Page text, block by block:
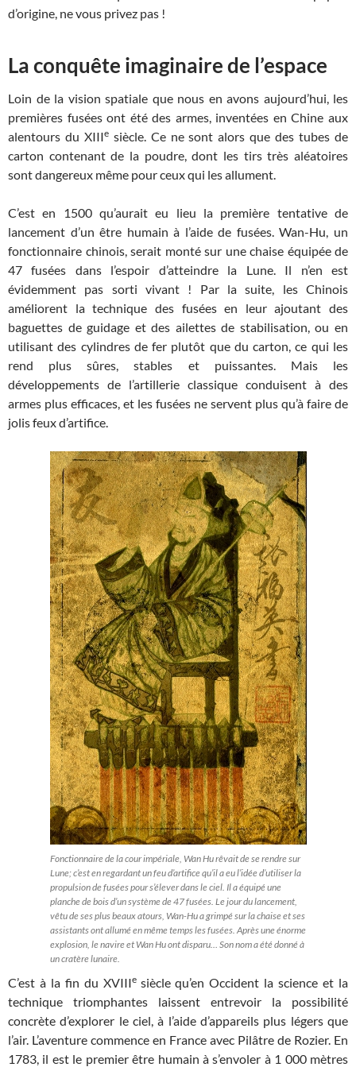
d’origine, ne vous privez pas !
La conquête imaginaire de l’espace
Loin de la vision spatiale que nous en avons aujourd’hui, les
premières fusées ont été des armes, inventées en Chine aux
alentours du XIIIesiècle. Ce ne sont alors que des tubes de
carton contenant de la poudre, dont les tirs très aléatoires
sont dangereux même pour ceux qui les allument.
C’est en 1500 qu’aurait eu lieu la première tentative de
lancement d’un être humain à l’aide de fusées. Wan-Hu, un
fonctionnaire chinois, serait monté sur une chaise équipée de
47 fusées dans l’espoir d’atteindre la Lune. Il n’en est
évidemment pas sorti vivant ! Par la suite, les Chinois
améliorent la technique des fusées en leur ajoutant des
baguettes de guidage et des ailettes de stabilisation, ou en
utilisant des cylindres de fer plutôt que du carton, ce qui les
rend plus sûres, stables et puissantes. Mais les
développements de l’artillerie classique conduisent à des
armes plus efficaces, et les fusées ne servent plus qu’à faire de
jolis feux d’artifice.
Fonctionnaire de la cour impériale, Wan Hu rêvait de se rendre sur
Lune; c’est en regardant un feu d’artifice qu’il a eu l’idée d’utiliser la
propulsion de fusées pour s’élever dans le ciel. Il a équipé une
planche de bois d’un système de 47 fusées. Le jour du lancement,
vêtu de ses plus beaux atours, Wan-Hu a grimpé sur la chaise et ses
assistants ont allumé en même temps les fusées. Après une énorme
explosion, le navire et Wan Hu ont disparu… Son nom a été donné à
un cratère lunaire.
C’est à la fin du XVIIIe siècle qu’en Occident la science et la
technique triomphantes laissent entrevoir la possibilité
concrète d’explorer le ciel, à l’aide d’appareils plus légers que
l’air. L’aventure commence en France avec Pilâtre de Rozier. En
1783, il est le premier être humain à s’envoler à 1 000 mètres